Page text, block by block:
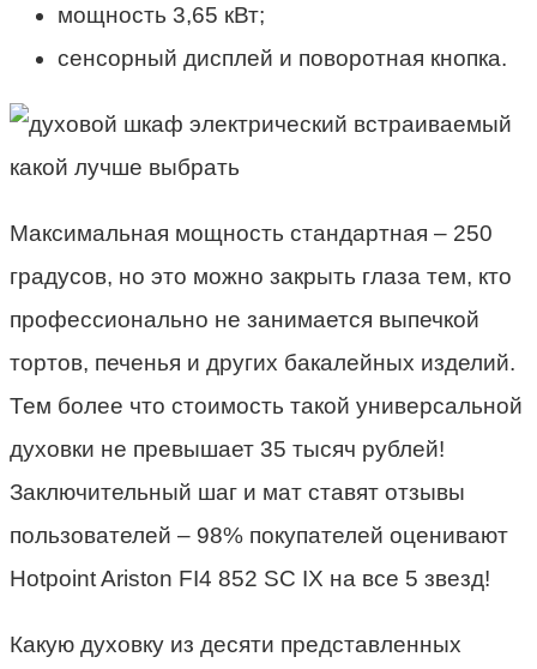
мощность 3,65 кВт;
сенсорный дисплей и поворотная кнопка.
Максимальная мощность стандартная – 250
градусов, но это можно закрыть глаза тем, кто
профессионально не занимается выпечкой
тортов, печенья и других бакалейных изделий.
Тем более что стоимость такой универсальной
духовки не превышает 35 тысяч рублей!
Заключительный шаг и мат ставят отзывы
пользователей – 98% покупателей оценивают
Hotpoint Ariston FI4 852 SC IX на все 5 звезд!
Какую духовку из десяти представленных